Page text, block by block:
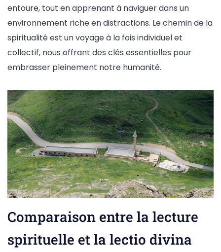
entoure, tout en apprenant à naviguer dans un
environnement riche en distractions. Le chemin de la
spiritualité est un voyage à la fois individuel et
collectif, nous offrant des clés essentielles pour
embrasser pleinement notre humanité.
Comparaison entre la lecture
spirituelle et la lectio divina